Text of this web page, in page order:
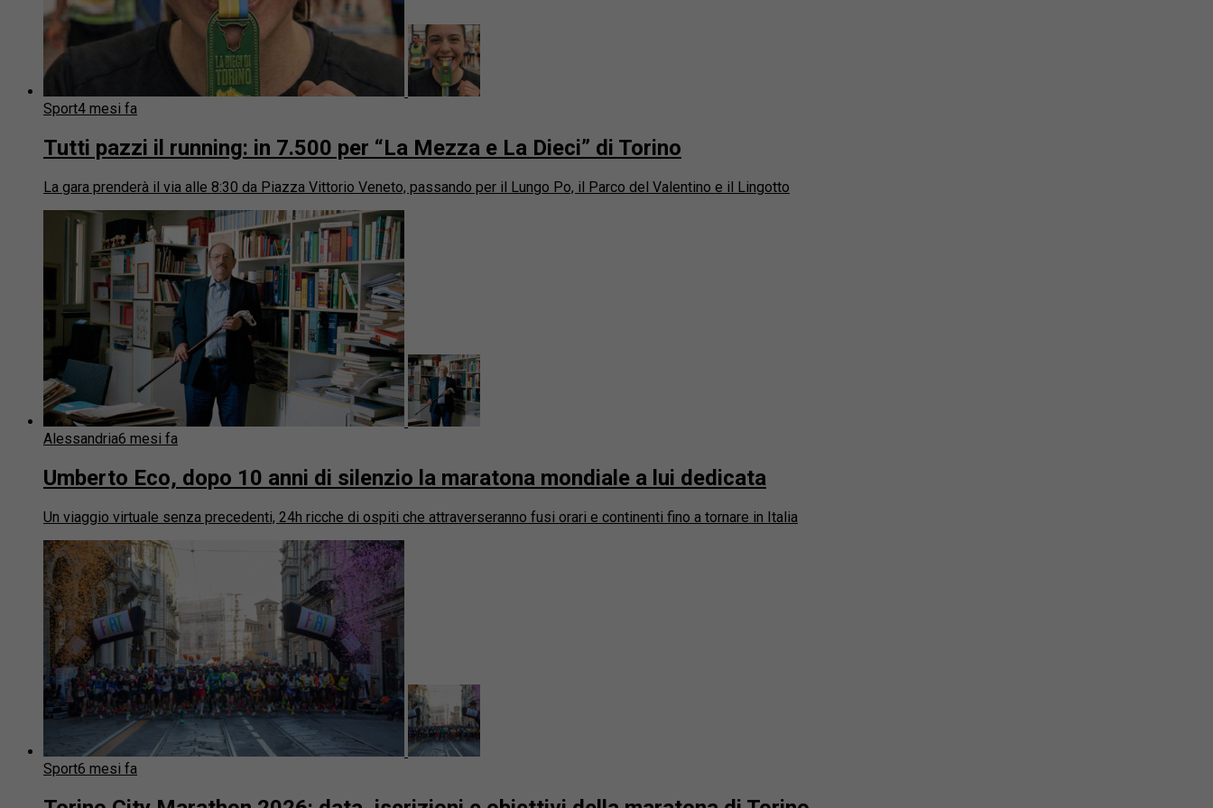
Sport4 mesi fa
Tutti pazzi il running: in 7.500 per “La Mezza e La Dieci” di Torino
La gara prenderà il via alle 8:30 da Piazza Vittorio Veneto, passando per il Lungo Po, il Parco del Valentino e il Lingotto
Alessandria6 mesi fa
Umberto Eco, dopo 10 anni di silenzio la maratona mondiale a lui dedicata
Un viaggio virtuale senza precedenti, 24h ricche di ospiti che attraverseranno fusi orari e continenti fino a tornare in Italia
Sport6 mesi fa